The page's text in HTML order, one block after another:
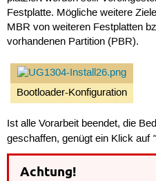
Festplatte. Mögliche weitere
MBR von weiteren Festplatten
vorhandenen Partition (PBR).
Bootloader-Konfiguration
Ist alle Vorarbeit beendet, die
geschaffen, genügt ein Klick auf
Achtung!